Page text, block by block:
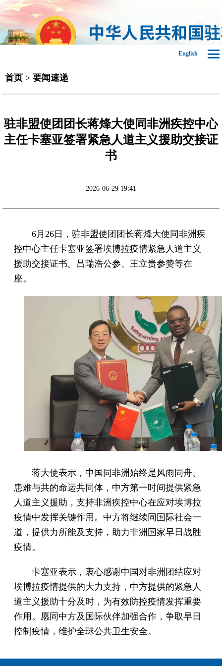
English
首页 > 要闻速递
驻非盟使团团长蒋烽大使同非洲疾控中心
主任卡塞亚签署紧急人道主义援助交接证
书
2026-06-29 19:41
6月26日，驻非盟使团团长蒋烽大使同非洲疾
控中心主任卡塞亚签署埃博拉疫情紧急人道主义
援助交接证书。吕瑞浩公参、王立贵参赞等在
座。
蒋大使表示，中国同非洲始终是风雨同舟、
患难与共的命运共同体，中方第一时间提供紧急
人道主义援助，支持非洲疾控中心在应对埃博拉
疫情中发挥关键作用。中方将继续同国际社会一
道，提供力所能及支持，助力非洲国家早日战胜
疫情。
卡塞亚表示，衷心感谢中国对非洲团结应对
埃博拉疫情提供的大力支持，中方提供的紧急人
道主义援助十分及时，为有效防控疫情发挥重要
作用。愿同中方及国际伙伴加强合作，争取早日
控制疫情，维护全球公共卫生安全。